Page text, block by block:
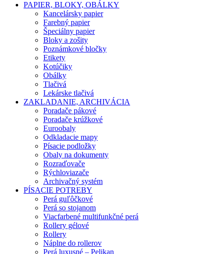
PAPIER, BLOKY, OBÁLKY
Kancelársky papier
Farebný papier
Špeciálny papier
Bloky a zošity
Poznámkové bločky
Etikety
Kotúčiky
Obálky
Tlačivá
Lekárske tlačivá
ZAKLADANIE, ARCHIVÁCIA
Poradače pákové
Poradače krúžkové
Euroobaly
Odkladacie mapy
Písacie podložky
Obaly na dokumenty
Rozraďovače
Rýchloviazače
Archivačný systém
PÍSACIE POTREBY
Perá guľôčkové
Perá so stojanom
Viacfarbené multifunkčné perá
Rollery gélové
Rollery
Náplne do rollerov
Perá luxusné – Pelikan